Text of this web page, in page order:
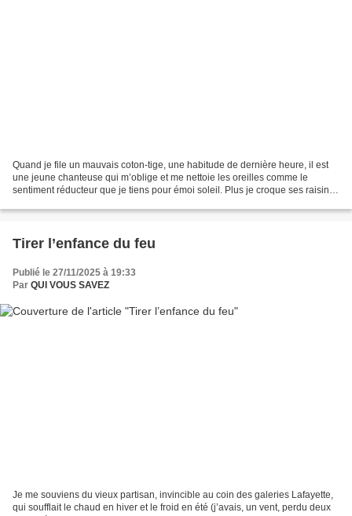
Quand je file un mauvais coton-tige, une habitude de dernière heure, il est
une jeune chanteuse qui m’oblige et me nettoie les oreilles comme le
sentiment réducteur que je tiens pour émoi soleil. Plus je croque ses raisins,
Tirer l’enfance du feu
Publié le 27/11/2025 à 19:33
Par QUI VOUS SAVEZ
Je me souviens du vieux partisan, invincible au coin des galeries Lafayette,
qui soufflait le chaud en hiver et le froid en été (j’avais, un vent, perdu deux